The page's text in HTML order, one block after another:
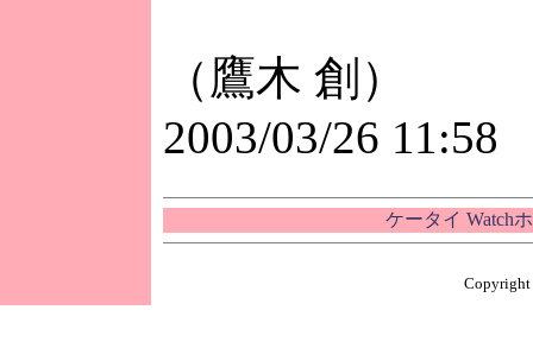
（鷹木 創）
2003/03/26 11:58
ケータイ Watch
Copyright